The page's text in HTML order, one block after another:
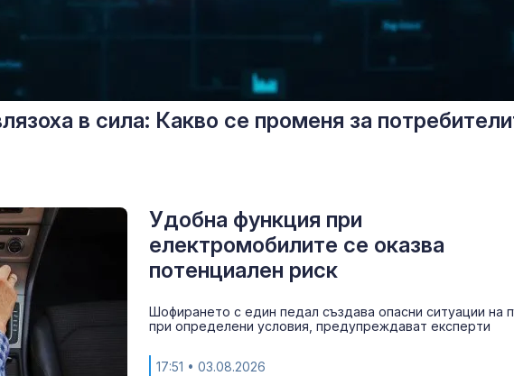
в сила: Какво се променя за
Удобна функция при
електромобилите се оказва
потенциален риск
Шофирането с един педал създава опасни ситуации на
при определени условия, предупреждават експерти
17:51 • 03.08.2026